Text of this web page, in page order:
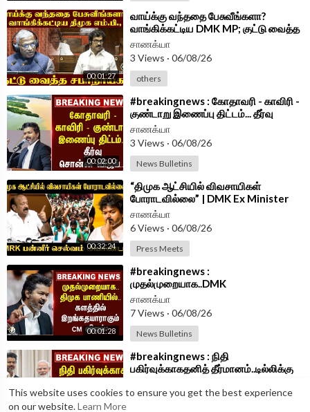
This website uses cookies to ensure you get the best experience
on our website.Learn More
00:01:27
⁣வாய்க்கு வந்ததை பேசுவீங்களா?
வாங்கிக்கட்டிய DMK MP; குட்டு வைத்த
சபாநாயகர் | Parliament 2026
சாணக்யா
3 Views · 06/08/26
others
00:02:00
⁣#breakingnews : கோதாவரி - காவிரி -
குண்டாறு இணைப்பு திட்டம்... தீர்வு
சொன்ன Vijay...| TVK Government
சாணக்யா
3 Views · 06/08/26
News Bulletins
00:32:24
⁣“திமுக ஆட்சியில் விவசாயிகள்
போராடவில்லை” | DMK Ex Minister
MRK Panneer Selvam | Press Meet
|TVK Govt
சாணக்யா
6 Views · 06/08/26
Press Meets
00:01:28
⁣#breakingnews :
முதல்முறையாக..DMK
பாணியில்..களத்தில் இறங்க தயாராகும்
CM Vijay? | TVK Govt
சாணக்யா
7 Views · 06/08/26
News Bulletins
⁣#breakingnews : நிதி
பகிர்வுக்காகதனித் தீர்மானம்..டில்லிக்கு
Government
3 Views 06/08/26